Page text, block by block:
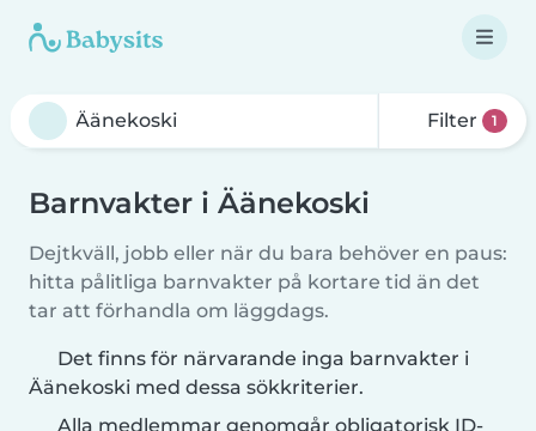
Filter 1
Barnvakter i Äänekoski
Dejtkväll, jobb eller när du bara behöver en paus:
hitta pålitliga barnvakter på kortare tid än det
tar att förhandla om läggdags.
Det finns för närvarande inga barnvakter i
Äänekoski med dessa sökkriterier.
Alla medlemmar genomgår obligatorisk ID-